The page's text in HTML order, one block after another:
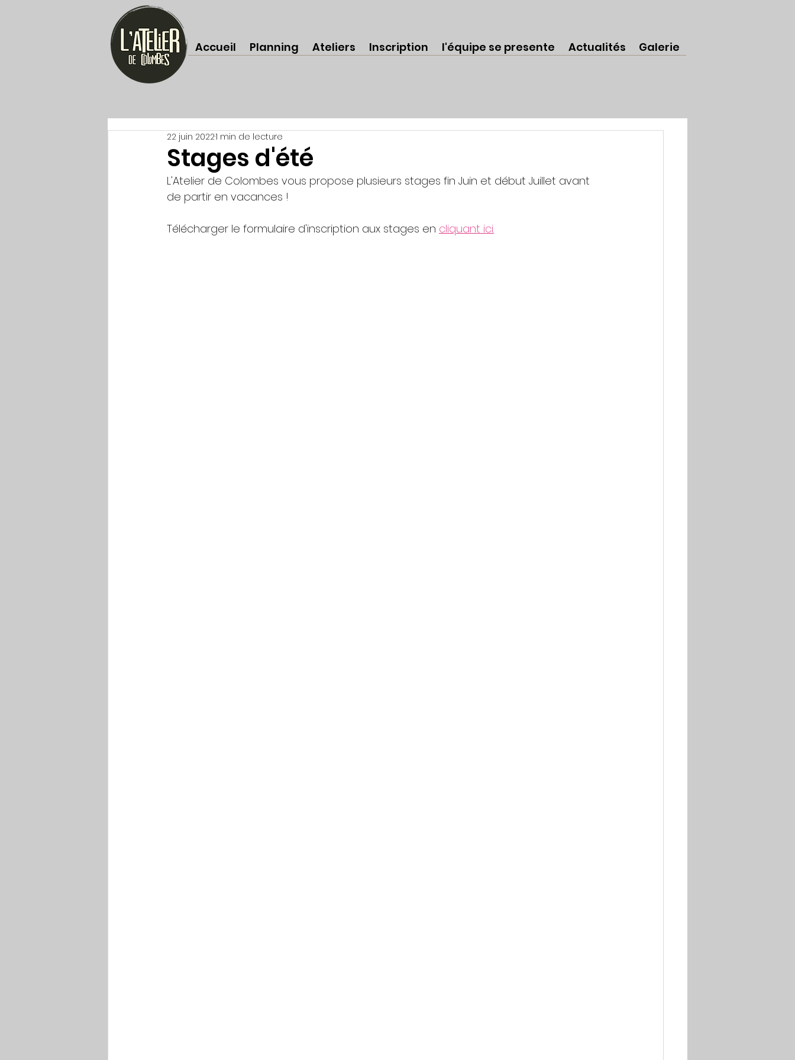
Accueil Planning Ateliers Inscription l'équipe se presente Actualités Galerie
Stages d'été
22 juin 20221 min de lecture
L'Atelier de Colombes vous propose plusieurs stages fin Juin et début Juillet avant
de partir en vacances !
Télécharger le formulaire d'inscription aux stages en cliquant ici.